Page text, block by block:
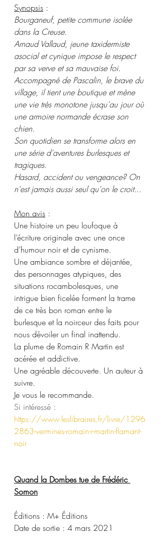
Synopsis :
Bourganeuf, petite commune isolée
dans la Creuse.
Arnaud Vallaud, jeune taxidermiste
asocial et cynique impose le respect
par sa verve et sa mauvaise foi.
Accompagné de Pascalin, le brave du
village, il tient une boutique et mène
une vie très monotone jusqu'au jour où
une armoire normande écrase son
chien.
Son quotidien se transforme alors en
une série d'aventures burlesques et
tragiques.
Hasard, accident ou vengeance? On
n'est jamais aussi seul qu'on le croit...
Mon avis :
Une histoire un peu loufoque à
l’écriture originale avec une once
d’humour noir et de cynisme.
Une ambiance sombre et déjantée,
des personnages atypiques, des
situations rocambolesques, une
intrigue bien ficelée forment la trame
de ce très bon roman entre le
burlesque et la noirceur des faits pour
nous dévoiler un final inattendu.
La plume de Romain R Martin est
acérée et addictive.
Une agréable découverte. Un auteur à
suivre.
Je vous le recommande.
Si intéressé :
https://www.leslibraires.fr/livre/1296
2863-vermines-romain-r-martin-flamant-
noir
Quand la Dombes tue de Frédéric
Somon
Éditions : M+ Éditions
Date de sortie : 4 mars 2021